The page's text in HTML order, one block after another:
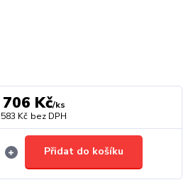
706 Kč/ks
583 Kč bez DPH
Přidat do košíku